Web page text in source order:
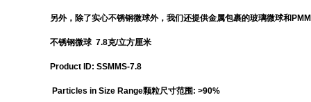
另外，除了实心不锈钢微球外，我们还提供金属包裹的玻璃微球和
不锈钢微球 7.8克/立方厘米
Product ID: SSMMS-7.8
Particles in Size Range颗粒尺寸范围: >90%